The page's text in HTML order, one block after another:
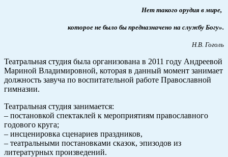
Нет такого орудия в мире,
которое не было бы предназначено на службу Богу».
Н.В. Гоголь
Театральная студия была организована в 2011 году Андреевой
Мариной Владимировной, которая в данный момент занимает
должность завуча по воспитательной работе Православной
гимназии.
Театральная студия занимается:
– постановкой спектаклей к мероприятиям православного
годового круга;
– инсценировка сценариев праздников,
– театральными постановками сказок, эпизодов из
литературных произведений.